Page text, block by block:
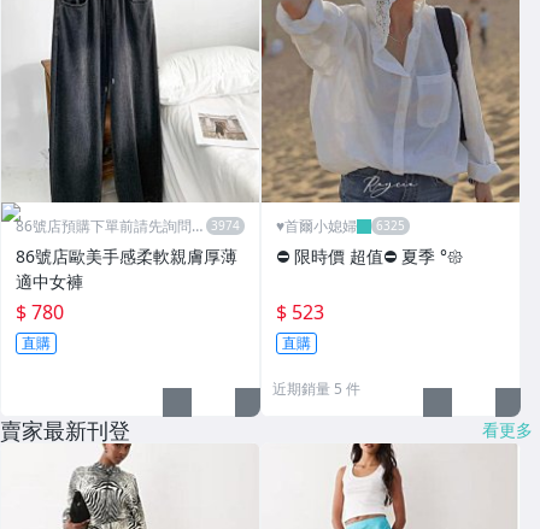
86號店預購下單前請先詢問數
86號店歐美手感柔軟親膚厚薄
適中女褲
$ 780
直購
♥️首爾小媳婦
⛔️ 限時價 超值⛔️ 夏季 °𑁍
$ 523
直購
近期銷量 5 件
賣家最新刊登 看更多